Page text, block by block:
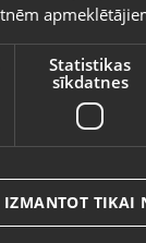
Daewoo
Stāvoklis
70.00
No 3.18€/
Valsts
Valoda
Statistikas
sīkdatnes
IZMANTOT TIKAI